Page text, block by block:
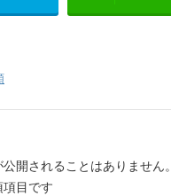
開されることはありません。
項目です